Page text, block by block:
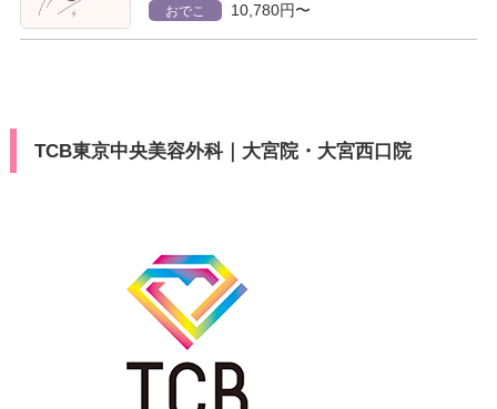
おでこ 10,780円〜
TCB東京中央美容外科｜大宮院・大宮西口院